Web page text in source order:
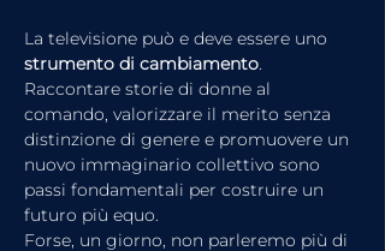
La televisione può e deve essere uno
strumento di cambiamento.
Raccontare storie di donne al
comando, valorizzare il merito senza
distinzione di genere e promuovere un
nuovo immaginario collettivo sono
passi fondamentali per costruire un
futuro più equo.
Forse, un giorno, non parleremo più di